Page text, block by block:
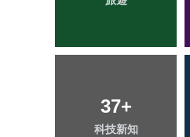
37+
科技新知
227+
健康